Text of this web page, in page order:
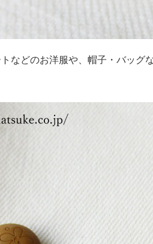
などのお洋服や、帽子・バッグ